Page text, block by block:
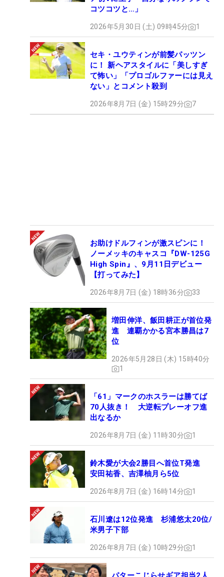
コツコツと…」
2026年5月30日 (土) 09時45分 1
セキ・ユウティンが前髪パッツン
に！ 新ヘアスタイルに「美しすぎ
て怖い」「プロゴルファーには見え
ない」とコメント殺到
2026年8月7日 (金) 15時29分 7
お助けドルフィンが激スピンに！
ノーメッキのキャスコ『DW-125G
High Spin』、9月11日デビュー
【打ってみた】
2026年8月7日 (金) 18時36分 33
増田伸洋、飯田耕正が首位発
進 連覇かかる宮本勝昌は7
位
2026年5月28日 (木) 15時40分
1
「61」マークのホスラーは勝てば
70人抜き！ 大逆転プレーオフ進
出なるか
2026年8月7日 (金) 11時30分 1
鈴木愛が大会2勝目へ首位T発進
安田祐香、吉澤柚月ら5位
2026年8月7日 (金) 16時14分 1
石川遼は12位発進 杉浦悠太20位/
米男子下部
2026年8月7日 (金) 10時29分 1